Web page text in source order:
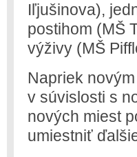
Iľjušinova),
postihom (MŠ
výživy (MŠ
Napriek
v súvislosti s
nových miest
umiestniť